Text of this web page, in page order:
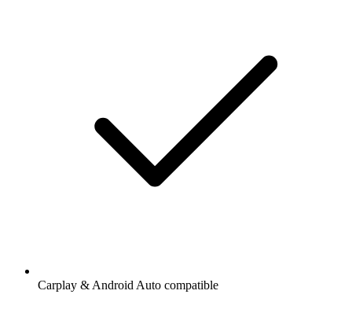
Carplay & Android Auto compatible